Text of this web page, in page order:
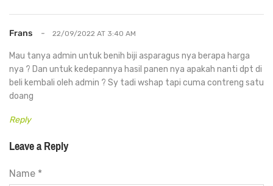
Frans - 22/09/2022 AT 3:40 AM
Mau tanya admin untuk benih biji asparagus nya berapa harga
nya ? Dan untuk kedepannya hasil panen nya apakah nanti dpt di
beli kembali oleh admin ? Sy tadi wshap tapi cuma contreng satu
doang
Reply
Leave a Reply
Name *